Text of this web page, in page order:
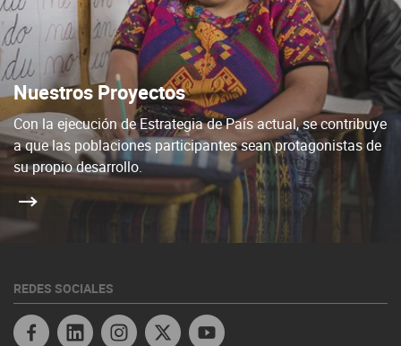
Nuestros Proyectos
Con la ejecución de Estrategia de País actual, se contribuye
a que las poblaciones participantes sean protagonistas de
su propio desarrollo.
REDES SOCIALES
Facebook Twitter